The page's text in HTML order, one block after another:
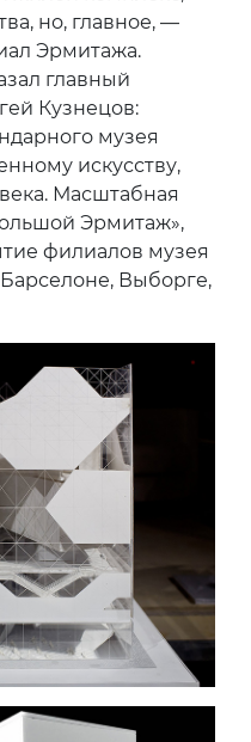
но, главное, —
Эрмитажа.
главный
Кузнецов:
музея
искусству,
Масштабная
Эрмитаж»,
филиалов музея
Выборге,